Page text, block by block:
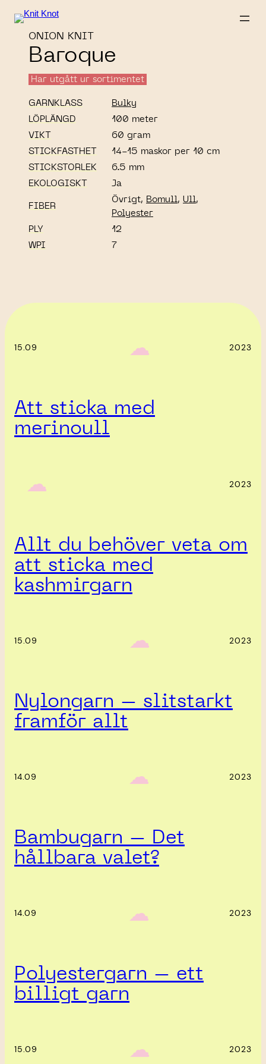
ONION KNIT
Baroque
Har utgått ur sortimentet
GARNKLASS
Bulky
LÖPLÄNGD
100 meter
VIKT
60 gram
STICKFASTHET
14-15 maskor per 10 cm
STICKSTORLEK
6.5 mm
EKOLOGISKT
Ja
FIBER
Övrigt, Bomull , Ull ,
Polyester
PLY
12
WPI
7
15.09 ‎ ‎‎ ☁︎‎‎ 2023
Att sticka med
merinoull
‎ ‎‎ ☁︎‎‎ 2023
Allt du behöver veta om
att sticka med
kashmirgarn
15.09 ‎ ‎‎ ☁︎‎‎ 2023
Nylongarn – slitstarkt
framför allt
14.09 ‎ ‎‎ ☁︎‎‎ 2023
Bambugarn – Det
hållbara valet?
14.09 ‎ ‎‎ ☁︎‎‎ 2023
Polyestergarn – ett
billigt garn
15.09 ‎ ‎‎ ☁︎‎‎ 2023